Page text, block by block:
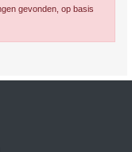
gevonden, op basis